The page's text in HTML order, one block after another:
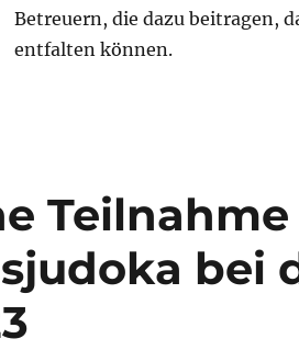
Betreuern, die dazu beitragen,
entfalten können.
bei